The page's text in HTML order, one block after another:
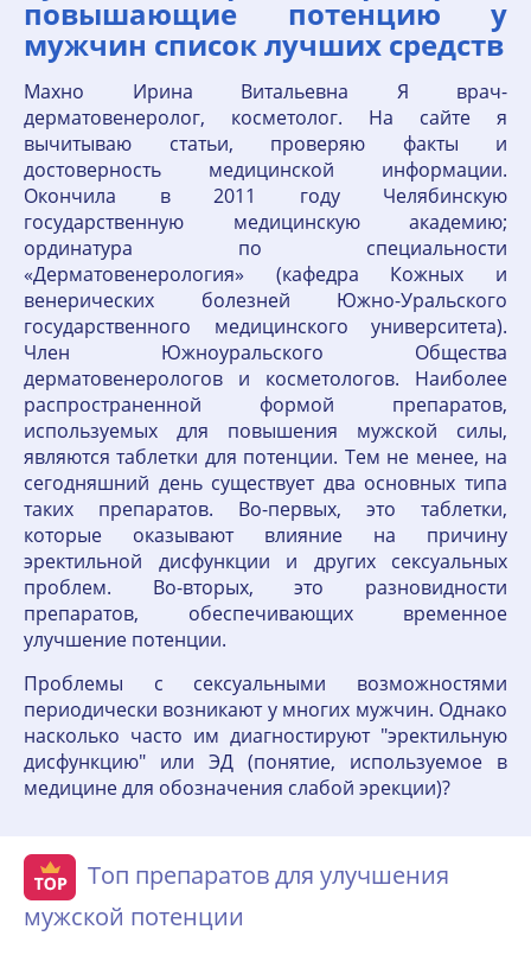
повышающие потенцию у
мужчин список лучших средств
Махно Ирина Витальевна Я врач-
дерматовенеролог, косметолог. На сайте я
вычитываю статьи, проверяю факты и
достоверность медицинской информации.
Окончила в 2011 году Челябинскую
государственную медицинскую академию;
ординатура по специальности
«Дерматовенерология» (кафедра Кожных и
венерических болезней Южно-Уральского
государственного медицинского университета).
Член Южноуральского Общества
дерматовенерологов и косметологов. Наиболее
распространенной формой препаратов,
используемых для повышения мужской силы,
являются таблетки для потенции. Тем не менее, на
сегодняшний день существует два основных типа
таких препаратов. Во-первых, это таблетки,
которые оказывают влияние на причину
эректильной дисфункции и других сексуальных
проблем. Во-вторых, это разновидности
препаратов, обеспечивающих временное
улучшение потенции.
Проблемы с сексуальными возможностями
периодически возникают у многих мужчин. Однако
насколько часто им диагностируют "эректильную
дисфункцию" или ЭД (понятие, используемое в
медицине для обозначения слабой эрекции)?
Топ препаратов для улучшения
мужской потенции